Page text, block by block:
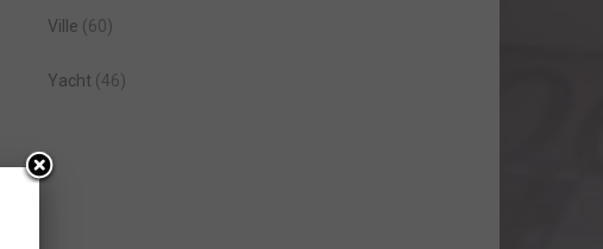
Ville (60)
Yacht (46)